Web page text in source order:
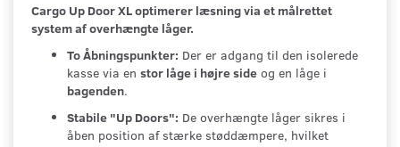
Cargo Up Door XL optimerer læsning via et målrettet
system af overhængte låger.
To Åbningspunkter: Der er adgang til den isolerede
kasse via en stor låge i højre side og en låge i
bagenden.
Stabile "Up Doors": De overhængte låger sikres i
åben position af stærke støddæmpere, hvilket